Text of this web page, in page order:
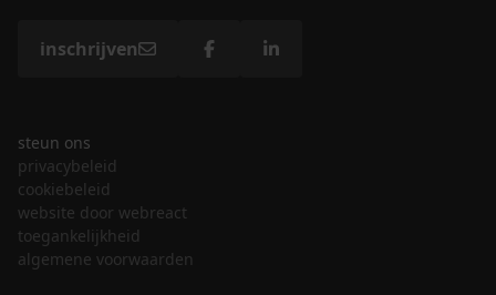
inschrijven
steun ons
privacybeleid
cookiebeleid
website door webreact
toegankelijkheid
algemene voorwaarden